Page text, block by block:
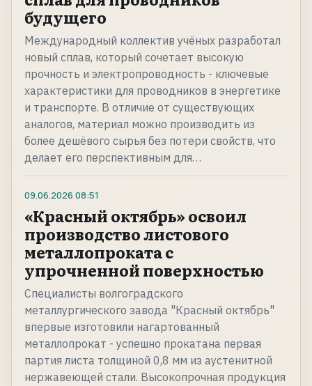
будущего
Международный коллектив учёных разработал
новый сплав, который сочетает высокую
прочность и электропроводность - ключевые
характеристики для проводников в энергетике
и транспорте. В отличие от существующих
аналогов, материал можно производить из
более дешёвого сырья без потери свойств, что
делает его перспективным для…
09.06.2026 08:51
«Красный октябрь» освоил
производство листового
металлопроката с
упрочненной поверхностью
Специалисты волгоградского
металлургического завода "Красный октябрь"
впервые изготовили нагартованный
металлопрокат - успешно прокатана первая
партия листа толщиной 0,8 мм из аустенитной
нержавеющей стали. Высокопрочная продукция